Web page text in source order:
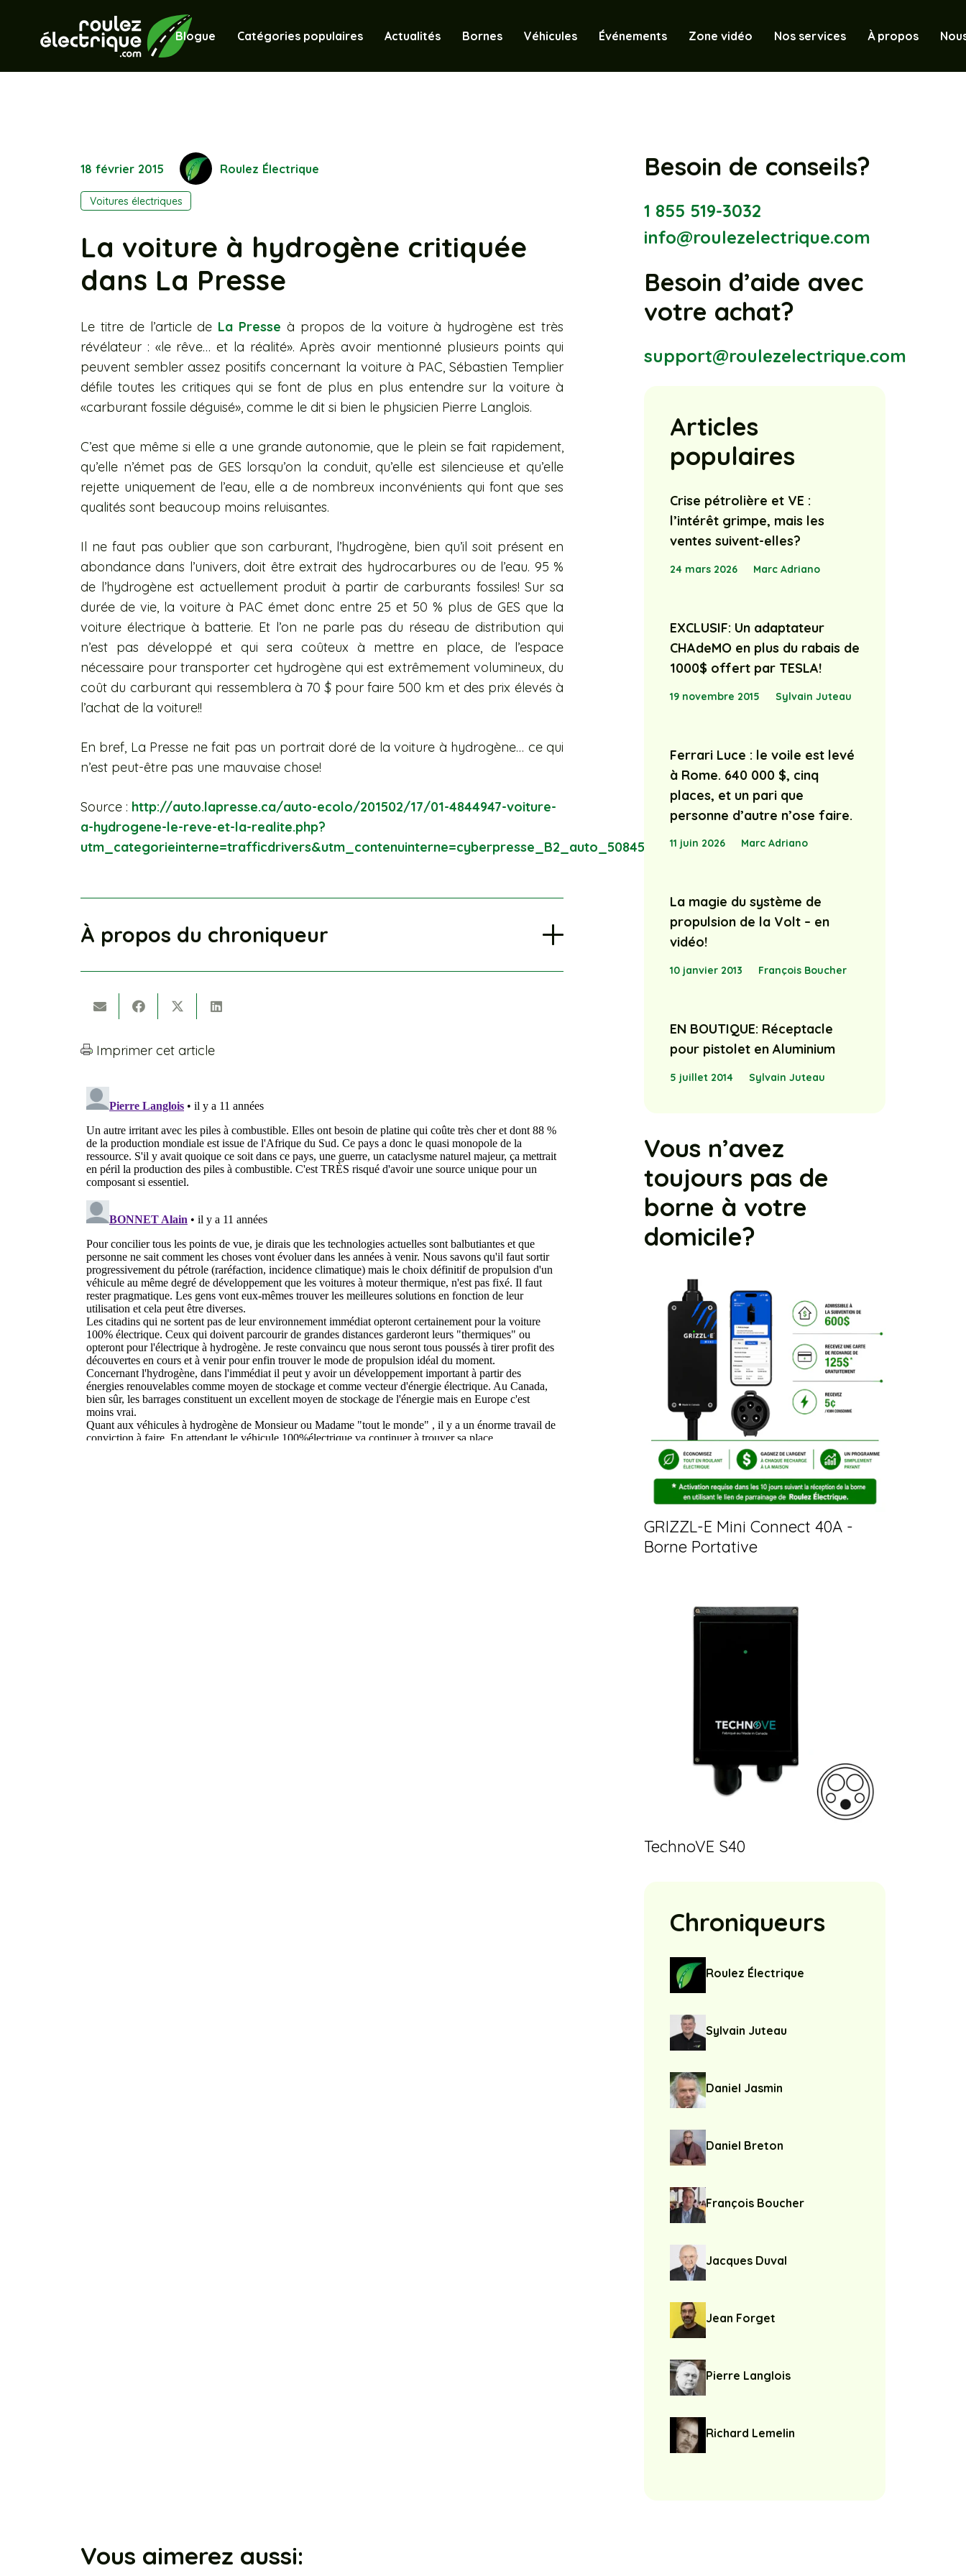
Blogue Catégories populaires Actualités Bornes Véhicules Événements Zone vidéo Nos services À propos
18 février 2015 Roulez Électrique
Voitures électriques
La voiture à hydrogène critiquée
dans La Presse
Le titre de l’article de La Presse à propos de la voiture à hydrogène est très
révélateur : «le rêve… et la réalité». Après avoir mentionné plusieurs points qui
peuvent sembler assez positifs concernant la voiture à PAC, Sébastien Templier
défile toutes les critiques qui se font de plus en plus entendre sur la voiture à
«carburant fossile déguisé», comme le dit si bien le physicien Pierre Langlois.
C’est que même si elle a une grande autonomie, que le plein se fait rapidement,
qu’elle n’émet pas de GES lorsqu’on la conduit, qu’elle est silencieuse et qu’elle
rejette uniquement de l’eau, elle a de nombreux inconvénients qui font que ses
qualités sont beaucoup moins reluisantes.
Il ne faut pas oublier que son carburant, l’hydrogène, bien qu’il soit présent en
abondance dans l’univers, doit être extrait des hydrocarbures ou de l’eau. 95 %
de l’hydrogène est actuellement produit à partir de carburants fossiles! Sur sa
durée de vie, la voiture à PAC émet donc entre 25 et 50 % plus de GES que la
voiture électrique à batterie. Et l’on ne parle pas du réseau de distribution qui
n’est pas développé et qui sera coûteux à mettre en place, de l’espace
nécessaire pour transporter cet hydrogène qui est extrêmement volumineux, du
coût du carburant qui ressemblera à 70 $ pour faire 500 km et des prix élevés à
l’achat de la voiture!!
En bref, La Presse ne fait pas un portrait doré de la voiture à hydrogène… ce qui
n’est peut-être pas une mauvaise chose!
Source : http://auto.lapresse.ca/auto-ecolo/201502/17/01-4844947-voiture-
a-hydrogene-le-reve-et-la-realite.php?
utm_categorieinterne=trafficdrivers&utm_contenuinterne=cyberpresse_B2_auto_508450_accueil_POS1
À propos du chroniqueur
Imprimer cet article
Besoin de conseils?
1 855 519-3032
info@roulezelectrique.com
Besoin d’aide avec
votre achat?
support@roulezelectrique.com
Articles
populaires
Crise pétrolière et VE :
l’intérêt grimpe, mais les
ventes suivent-elles?
24 mars 2026 Marc Adriano
EXCLUSIF: Un adaptateur
CHAdeMO en plus du rabais de
1000$ offert par TESLA!
19 novembre 2015 Sylvain Juteau
Ferrari Luce : le voile est levé
à Rome. 640 000 $, cinq
places, et un pari que
personne d’autre n’ose faire.
11 juin 2026 Marc Adriano
La magie du système de
propulsion de la Volt – en
vidéo!
10 janvier 2013 François Boucher
EN BOUTIQUE: Réceptacle
pour pistolet en Aluminium
5 juillet 2014 Sylvain Juteau
Vous n’avez
toujours pas de
borne à votre
domicile?
GRIZZL-E Mini Connect 40A -
Borne Portative
TechnoVE S40
Chroniqueurs
Roulez Électrique
Sylvain Juteau
Daniel Jasmin
Daniel Breton
François Boucher
Jacques Duval
Jean Forget
Pierre Langlois
Richard Lemelin
Vous aimerez aussi: